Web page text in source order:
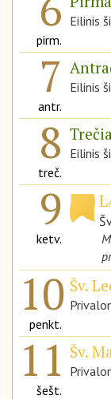
pirm.
Eilinis
7
antr.
Eilinis
8
treč.
Eilinis
9
ketv.
10
penkt.
Šv.
11
šešt.
Šv.